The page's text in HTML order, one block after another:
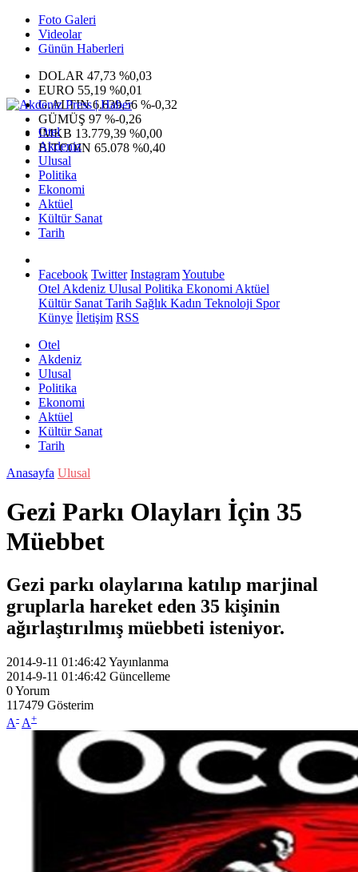
Foto Galeri
Videolar
Günün Haberleri
DOLAR 47,73 %0,03
EURO 55,19 %0,01
G.ALTIN6.639,56 %-0,32
GÜMÜŞ 97 %-0,26
IMKB 13.779,39 %0,00
BITCOIN 65.078 %0,40
Otel
Akdeniz
Ulusal
Politika
Ekonomi
Aktüel
Kültür Sanat
Tarih
Facebook Twitter InstagramYoutube
Otel Akdeniz Ulusal Politika Ekonomi Aktüel
Kültür Sanat Tarih Sağlık Kadın Teknoloji Spor
Künye İletişim RSS
Otel
Akdeniz
Ulusal
Politika
Ekonomi
Aktüel
Kültür Sanat
Tarih
Anasayfa Ulusal
Gezi Parkı Olayları İçin 35
Müebbet
Gezi parkı olaylarına katılıp marjinal
gruplarla hareket eden 35 kişinin
ağırlaştırılmış müebbeti isteniyor.
2014-9-11 01:46:42 Yayınlanma
2014-9-11 01:46:42 Güncelleme
0Yorum
117479 Gösterim
A- A+